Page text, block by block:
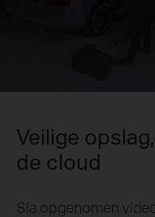
Veilige
de cloud
Sla opgenomen